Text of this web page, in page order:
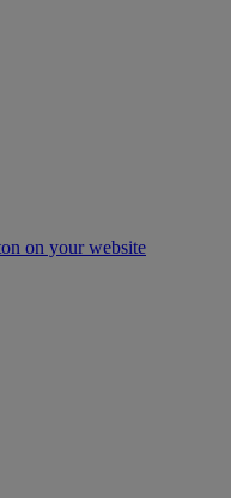
on your website